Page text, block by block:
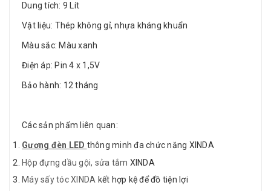
Dung tích: 9 Lít
Vật liệu: Thép không gỉ, nhựa kháng khuẩn
Màu sắc: Màu xanh
Điện áp: Pin 4 x 1,5V
Bảo hành: 12 tháng
Các sản phẩm liên quan:
Gương đèn LED thông minh đa chức năng XINDA
Hộp đựng dầu gội, sửa tắm XINDA
Máy sấy tóc XINDA kết hợp kệ để đồ tiện lợi